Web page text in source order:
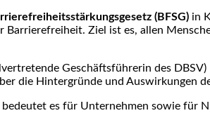
(BFSG) in
Ziel ist es, allen
Geschäftsführerin des
die Hintergründe und Auswirkungen
es für Unternehmen sowie für